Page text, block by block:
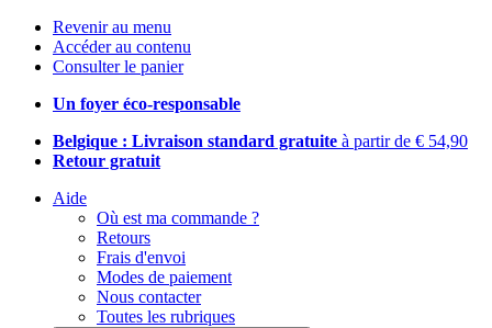
Revenir au menu
Accéder au contenu
Consulter le panier
Un foyer éco-responsable
Belgique : Livraison standard gratuite à partir de € 54,90
Retour gratuit
Aide
Où est ma commande ?
Retours
Frais d'envoi
Modes de paiement
Nous contacter
Toutes les rubriques